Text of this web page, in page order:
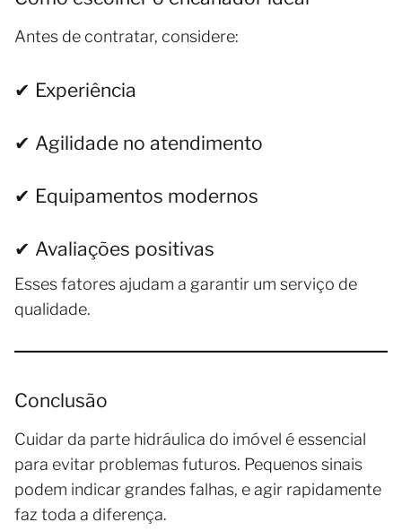
Antes de contratar, considere:
✔ Experiência
✔ Agilidade no atendimento
✔ Equipamentos modernos
✔ Avaliações positivas
Esses fatores ajudam a garantir um serviço de
qualidade.
Conclusão
Cuidar da parte hidráulica do imóvel é essencial
para evitar problemas futuros. Pequenos sinais
podem indicar grandes falhas, e agir rapidamente
faz toda a diferença.